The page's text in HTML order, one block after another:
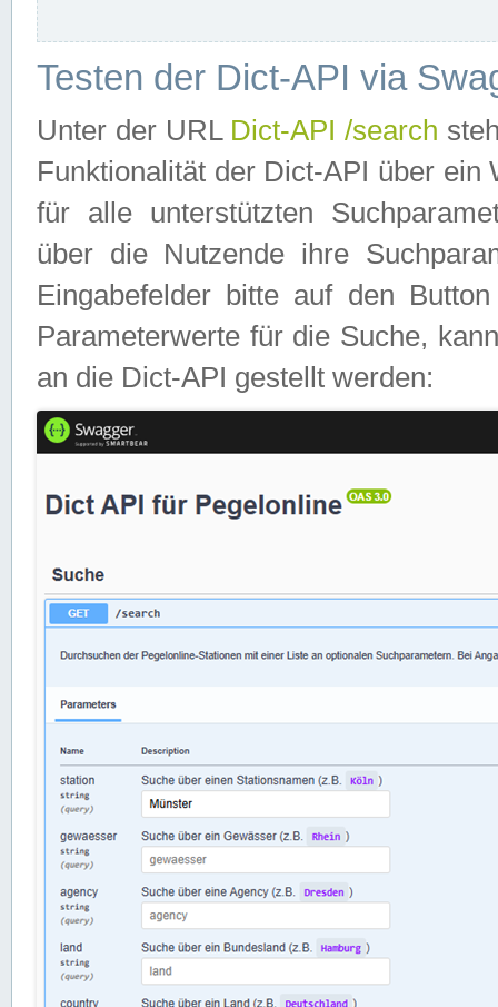
Testen der Dict-API via
Unter der URL Dict-API /search
Funktionalität der Dict-API über
für alle unterstützten
über die Nutzende ihre
Eingabefelder bitte auf den
Parameterwerte für die Suche,
an die Dict-API gestellt werden: